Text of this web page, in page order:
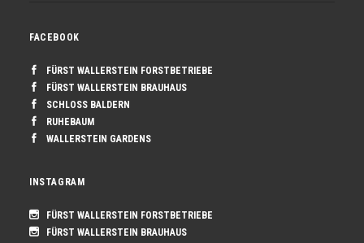
FACEBOOK
FÜRST WALLERSTEIN FORSTBETRIEBE
FÜRST WALLERSTEIN BRAUHAUS
SCHLOSS BALDERN
RUHEBAUM
WALLERSTEIN GARDENS
INSTAGRAM
FÜRST WALLERSTEIN FORSTBETRIEBE
FÜRST WALLERSTEIN BRAUHAUS